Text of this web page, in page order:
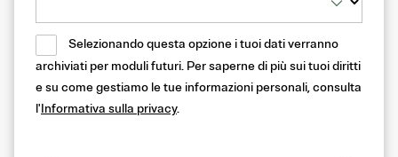
Selezionando questa opzione i tuoi dati verranno
archiviati per moduli futuri. Per saperne di più sui tuoi diritti
e su come gestiamo le tue informazioni personali, consulta
l'Informativa sulla privacy.